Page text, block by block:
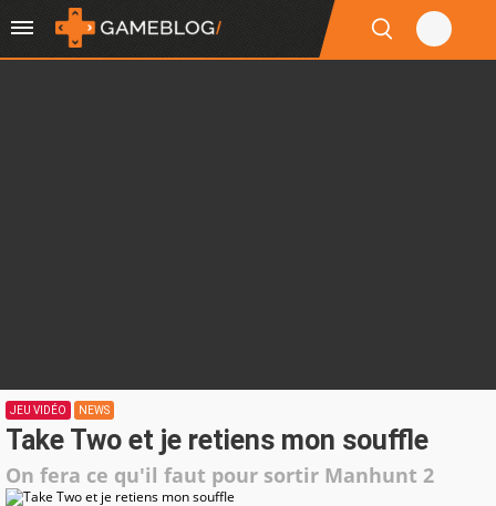
JEU VIDÉO NEWS
Take Two et je retiens mon souffle
On fera ce qu'il faut pour sortir Manhunt 2